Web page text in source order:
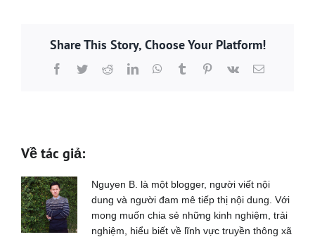
Share This Story, Choose Your Platform!
Facebook
TwitterRedditLinkedInWhatsApp
TumblrPinterest
Vk Email
Về tác giả:
Nguyen B. là một blogger, người viết nội
dung và người đam mê tiếp thị nội dung. Với
mong muốn chia sẻ những kinh nghiệm, trải
nghiệm, hiểu biết về lĩnh vực truyền thông xã